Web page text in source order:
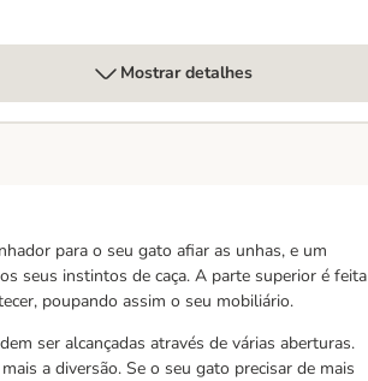
Mostrar detalhes
para o seu gato afiar as unhas, e um
seus instintos de caça. A parte superior é feita
poupando assim o seu mobiliário.
ser alcançadas através de várias aberturas.
a diversão. Se o seu gato precisar de mais